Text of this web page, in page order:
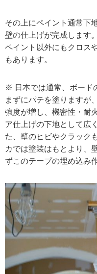
その上にペイント通常下
壁の仕上げが完成します。
ペイント以外にもクロス
もあります。
※ 日本では通常、ボード
まずにパテを塗りますが
強度が増し、機密性・耐
ア仕上げの下地として広
た、壁のヒビやクラック
カでは塗装はもとより、
ずこのテープの埋め込み